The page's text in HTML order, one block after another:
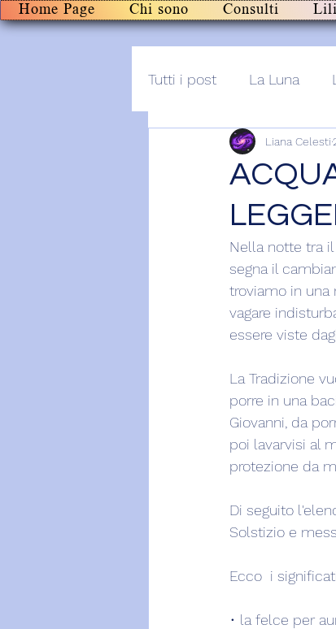
Home Page Chi sono Consulti
Tutti i post La Luna
Post+audio
Liana Celesti
Nella notte tra
segna il
troviamo in una
vagare
essere viste
La Tradizione
porre in una
Giovanni, da
poi lavarvisi al
protezione da
Di seguito
Solstizio e
Ecco  i
• la felce per